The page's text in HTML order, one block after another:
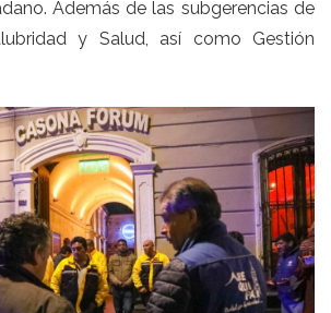
Además de las subgerencias de
y Salud, así como Gestión